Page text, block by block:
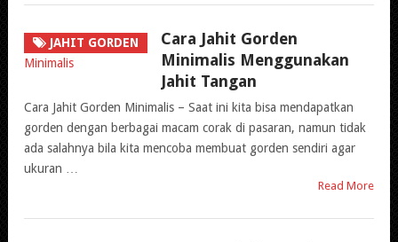
JAHIT GORDEN
Cara Jahit Gorden
Minimalis Menggunakan
Jahit Tangan
Cara Jahit Gorden Minimalis – Saat ini kita bisa mendapatkan
gorden dengan berbagai macam corak di pasaran, namun tidak
ada salahnya bila kita mencoba membuat gorden sendiri agar
ukuran …
Read More